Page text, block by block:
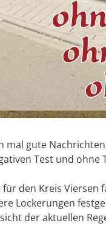
mal gute
Test und ohne
den Kreis Viersen
Lockerungen
der aktuellen